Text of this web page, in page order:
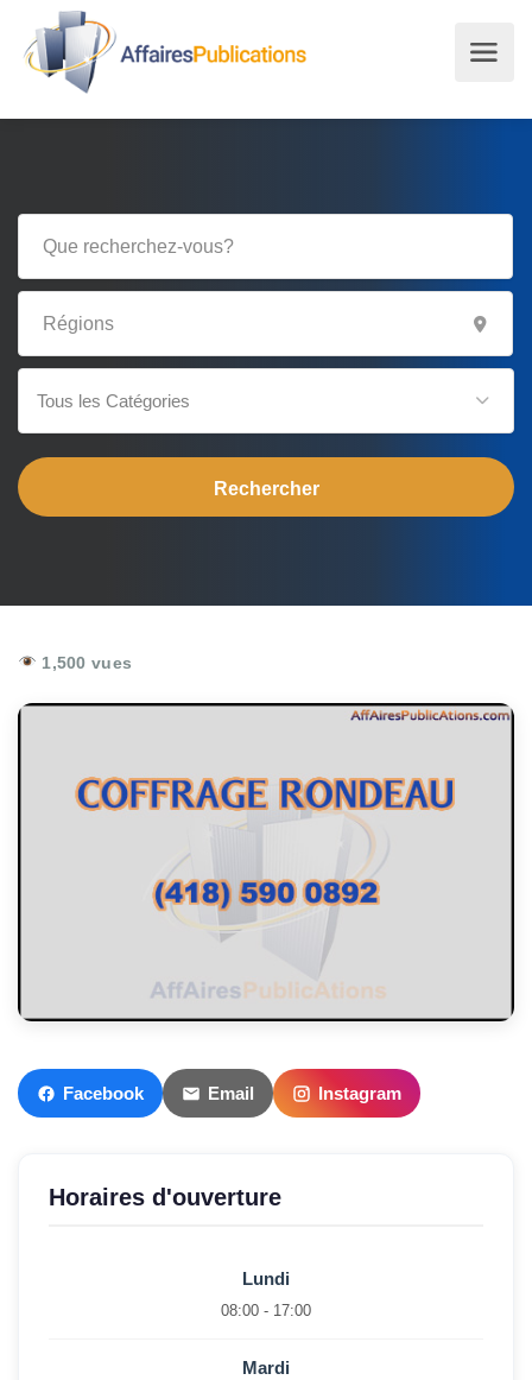
Tous les Catégories
1,500 vues
Facebook Email Instagram
Horaires d'ouverture
Lundi
08:00 - 17:00
Mardi